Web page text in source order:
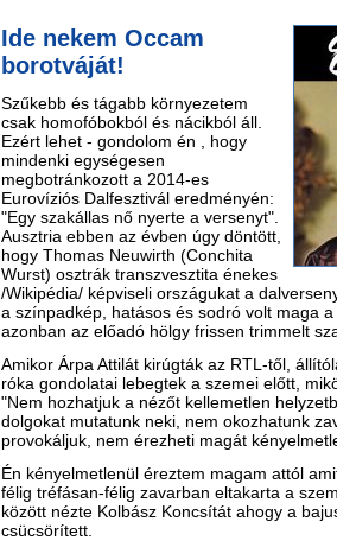
Ide nekem Occam
borotváját!
Szűkebb és tágabb környezetem
csak homofóbokból és nácikból áll.
Ezért lehet - gondolom én , hogy
mindenki egységesen
megbotránkozott a 2014-es
Eurovíziós Dalfesztivál eredményén:
"Egy szakállas nő nyerte a versenyt".
Ausztria ebben az évben úgy döntött,
hogy Thomas Neuwirth (Conchita
Wurst) osztrák transzvesztita énekes
/Wikipédia/ képviseli országukat a
a színpadkép, hatásos és sodró volt maga
azonban az előadó hölgy frissen trimmelt
Amikor Árpa Attilát kirúgták az RTL-től,
róka gondolatai lebegtek a szemei előtt,
"Nem hozhatjuk a nézőt kellemetlen
dolgokat mutatunk neki, nem okozhatunk
provokáljuk, nem érezheti magát
Én kényelmetlenül éreztem magam attól
félig tréfásan-félig zavarban eltakarta a
között nézte Kolbász Koncsítát ahogy a
csücsörített.